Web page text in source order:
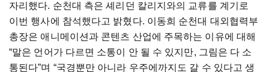
자리했다. 순천대 측은 셰리던 칼리지와의 교류를 계기로
이번 행사에 참석했다고 밝혔다. 이동희 순천대 대외협력부
총장은 애니메이션과 콘텐츠 산업에 주목하는 이유에 대해
“말은 언어가 다르면 소통이 안 될 수 있지만, 그림은 다 소
통된다”며 “국경뿐만 아니라 우주에까지도 갈 수 있다고 생